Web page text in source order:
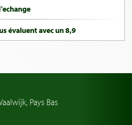
évaluent avec un 8,9
Pays Bas